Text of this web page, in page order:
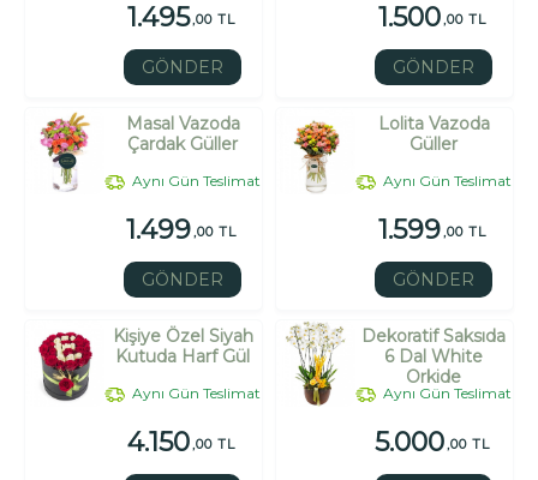
1.495,00 TL
GÖNDER
1.500,00 TL
GÖNDER
Masal Vazoda
Çardak Güller
Aynı Gün Teslimat
1.499,00 TL
GÖNDER
Lolita Vazoda
Güller
Aynı Gün Teslimat
1.599,00 TL
GÖNDER
Kişiye Özel Siyah
Kutuda Harf Gül
Aynı Gün Teslimat
4.150,00 TL
Dekoratif Saksıda
6 Dal White
Orkide
Aynı Gün Teslimat
5.000,00 TL